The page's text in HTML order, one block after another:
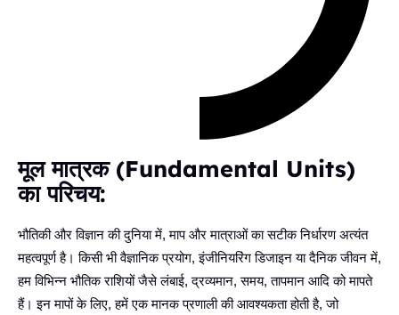
मूल मात्रक (Fundamental Units)
का परिचय:
भौतिकी और विज्ञान की दुनिया में, माप और मात्राओं का सटीक निर्धारण अत्यंत
महत्वपूर्ण है। किसी भी वैज्ञानिक प्रयोग, इंजीनियरिंग डिजाइन या दैनिक जीवन में,
हम विभिन्न भौतिक राशियों जैसे लंबाई, द्रव्यमान, समय, तापमान आदि को मापते
हैं। इन मापों के लिए, हमें एक मानक प्रणाली की आवश्यकता होती है, जो